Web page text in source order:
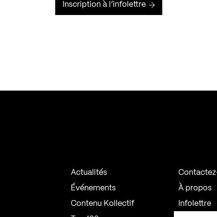
Inscription à l’infolettre
Actualités
Événements
Contenu Kollectif
À propos
Infolettre